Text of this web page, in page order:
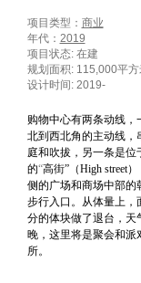
项目类型： 商业
年代： 2019
项目状态: 在建
规划面积: 115,000平方
设计时间: 2019-
购物中心有两条动线，
北到西北角的主动线，
庭和吹拔，另一条是位
的“高街”（High street）
侧的广场和商场中部的
步行入口。从体量上，
分的体块做了退台，天
晚，这里将是聚会和派
所。